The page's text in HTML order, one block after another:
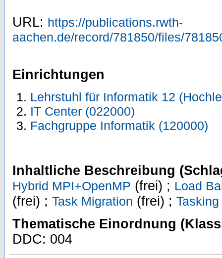
URL: https://publications.rwth-
aachen.de/record/781850/files/
Einrichtungen
Lehrstuhl für Informatik 12
IT Center (022000)
Fachgruppe Informatik (120000)
Inhaltliche Beschreibung
Hybrid MPI+OpenMP (frei) ; Load
(frei) ; Task Migration (frei) ; Tasking
Thematische Einordnung
DDC: 004